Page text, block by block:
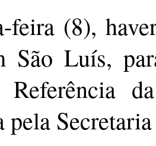
feira (8),
São Luís,
pela